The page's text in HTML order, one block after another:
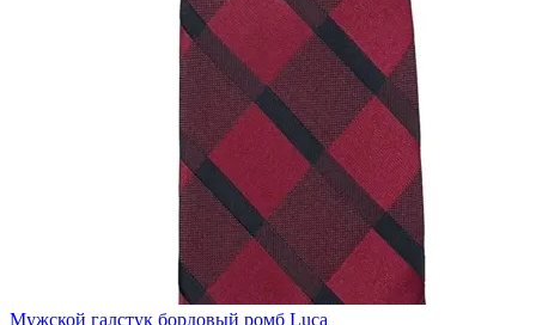
Мужской галстук бордовый ромб Luca